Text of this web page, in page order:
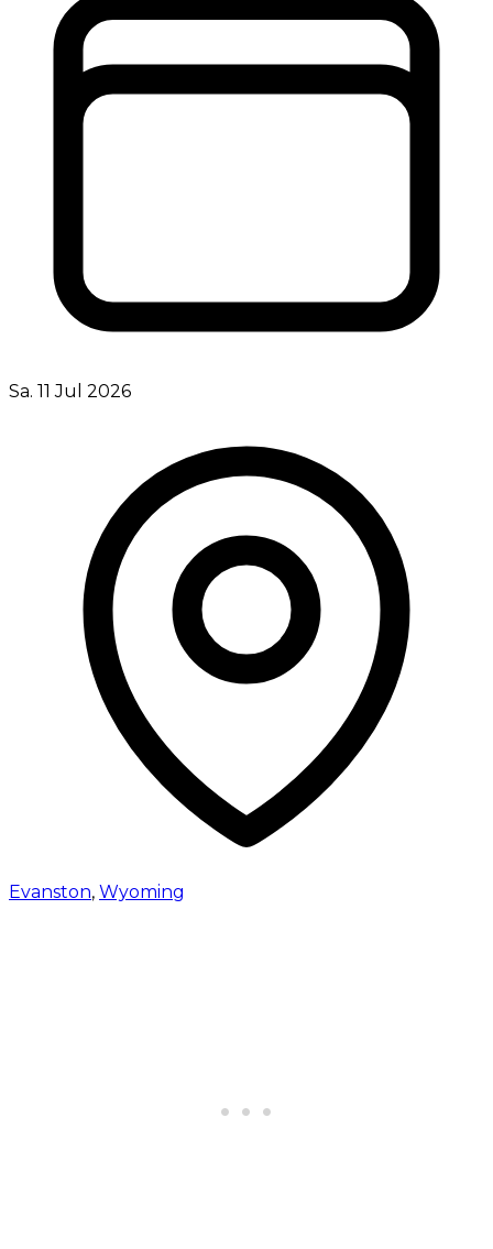
Sa. 11 Jul 2026
Evanston, Wyoming